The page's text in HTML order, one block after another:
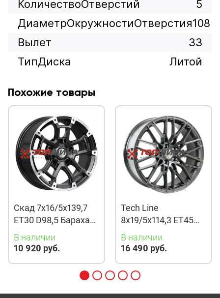
КоличествоОтверстий
5
ДиаметрОкружностиОтверстия108
Вылет
33
ТипДиска
Литой
Похожие товары
Скад 7x16/5x139,7
ET30 D98,5 Барахас
(КЛ378) Алмаз
В наличии
10 920 руб.
Tech Line
8x19/5x114,3 ET45
D67,1 901 BMG
В наличии
16 490 руб.